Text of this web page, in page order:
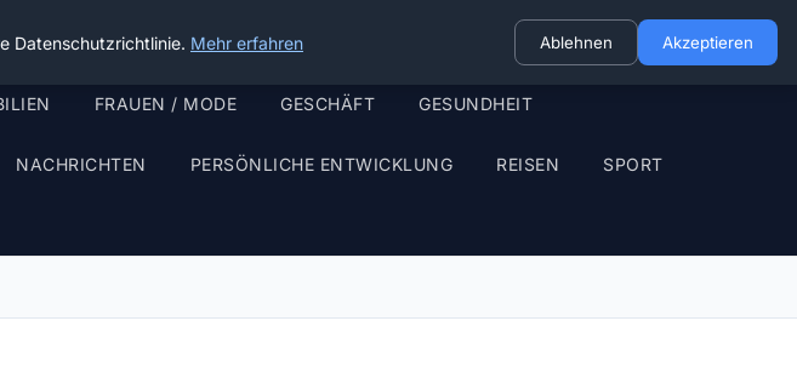
FRAUEN / MODE GESCHÄFT GESUNDHEIT
NACHRICHTEN PERSÖNLICHE ENTWICKLUNG REISEN SPORT
Datenschutzrichtlinie. Mehr erfahren Ablehnen Akzeptieren